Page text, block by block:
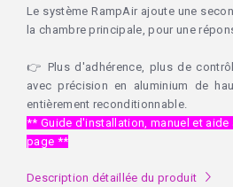
Le système RampAir ajoute une
la chambre principale, pour une
👉 Plus d'adhérence, plus de
avec précision en aluminium de
entièrement reconditionnable.
** Guide d'installation, manuel et
page **
Description détaillée du produit l